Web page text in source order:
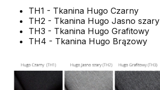
TH1 - Tkanina Hugo Czarny
TH2 - Tkanina Hugo Jasno szary
TH3 - Tkanina Hugo Grafitowy
TH4 - Tkanina Hugo Brązowy